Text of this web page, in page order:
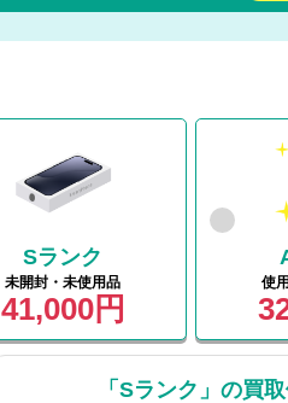
Sランク
未開封・未使用品
41,000円
使
「Sランク」 の買